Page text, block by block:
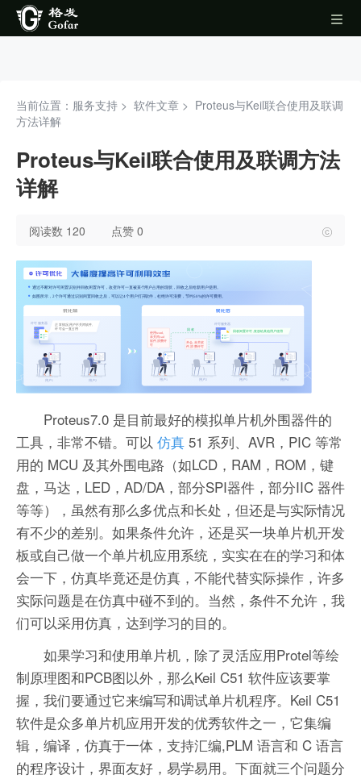
当前位置：服务支持 > 软件文章 > Proteus与Keil联合使用及联调
方法详解
Proteus与Keil联合使用及联调方法
详解
阅读数 120 点赞 0
Proteus7.0 是目前最好的模拟单片机外围器件的
工具，非常不错。可以 仿真 51 系列、AVR，PIC 等常
用的 MCU 及其外围电路（如LCD，RAM，ROM，键
盘，马达，LED，AD/DA，部分SPI器件，部分IIC 器件
等等），虽然有那么多优点和长处，但还是与实际情况
有不少的差别。如果条件允许，还是买一块单片机开发
板或自己做一个单片机应用系统，实实在在的学习和体
会一下，仿真毕竟还是仿真，不能代替实际操作，许多
实际问题是在仿真中碰不到的。当然，条件不允许，我
们可以采用仿真，达到学习的目的。
如果学习和使用单片机，除了灵活应用Protel等绘
制原理图和PCB图以外，那么Keil C51 软件应该要掌
握，我们要通过它来编写和调试单片机程序。Keil C51
软件是众多单片机应用开发的优秀软件之一，它集编
辑，编译，仿真于一体，支持汇编,PLM 语言和 C 语言
的程序设计，界面友好，易学易用。下面就三个问题分